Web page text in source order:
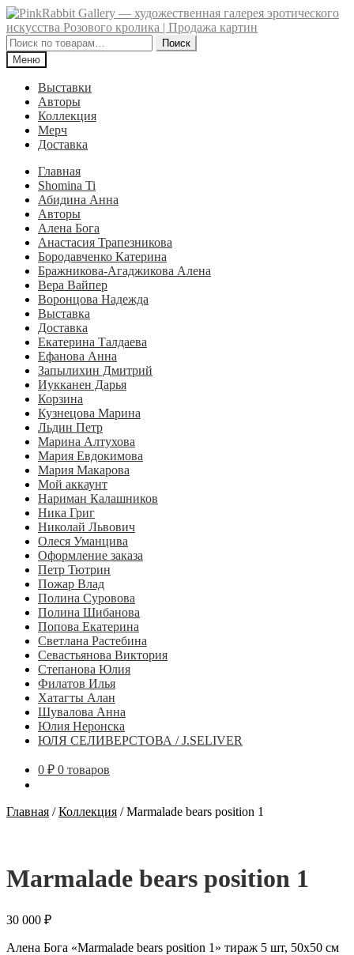
Перейти
к
навигации
Перейти
к
содержимому
Искать:
Поиск
Меню
Выставки
Авторы
Коллекция
Мерч
Доставка
Главная
Shomina Ti
Абидина Анна
Авторы
Алена Бога
Анастасия Трапезникова
Бородавченко Катерина
Бражникова-Агаджикова Алена
Вера Вайпер
Воронцова Надежда
Выставка
Доставка
Екатерина Талдаева
Ефанова Анна
Запылихин Дмитрий
Иукканен Дарья
Корзина
Кузнецова Марина
Льдин Петр
Марина Алтухова
Мария Евдокимова
Мария Макарова
Мой аккаунт
Нариман Калашников
Ника Григ
Николай Львович
Олеся Уманцива
Оформление заказа
Петр Тютрин
Пожар Влад
Полина Суровова
Полина Шибанова
Попова Екатерина
Светлана Растебина
Севастьянова Виктория
Степанова Юлия
Филатов Илья
Хатагты Алан
Шувалова Анна
Юлия Неронска
ЮЛЯ СЕЛИВЕРСТОВА / J.SELIVER
0 ₽ 0 товаров
Главная /Коллекция /Marmalade bears position 1
Marmalade bears position 1
30 000 ₽
Алена Бога «Marmalade bears position 1» тираж 5 шт, 50х50 см